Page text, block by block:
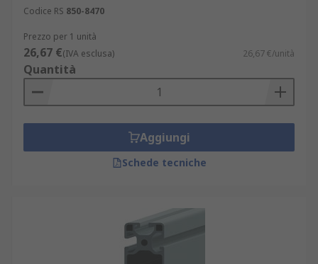
Codice RS 850-8470
Prezzo per 1 unità
26,67 €(IVA esclusa) 26,67 €/unità
Quantità
Aggiungi
Schede tecniche